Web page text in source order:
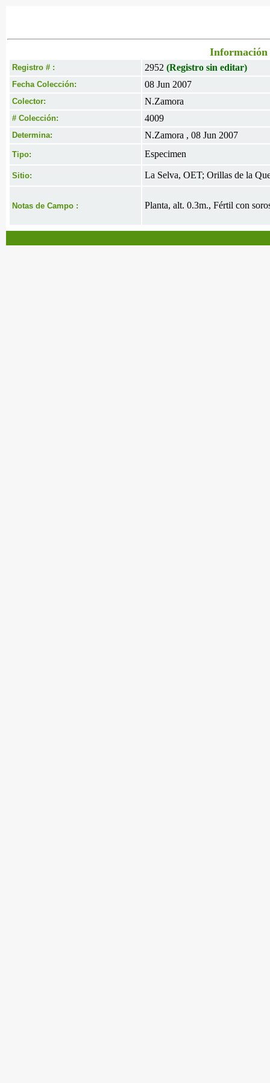
Información
Registro # : 2952 (Registro sin editar)
Fecha Colección: 08 Jun 2007
Colector: N.Zamora
# Colección: 4009
Determina: N.Zamora , 08 Jun 2007
Tipo: Especimen
Sitio: La Selva, OET; Orillas de la
Notas de Campo : Planta, alt. 0.3m., Fértil con